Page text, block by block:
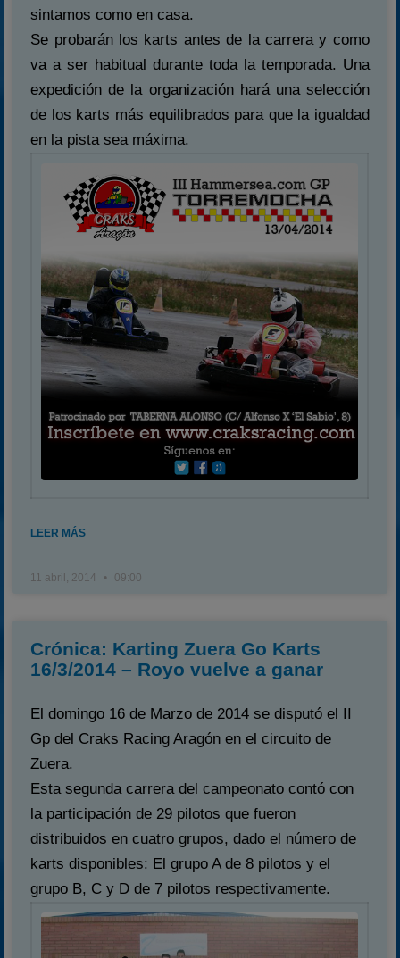
sintamos como en casa.
Se probarán los karts antes de la carrera y como
va a ser habitual durante toda la temporada. Una
expedición de la organización hará una selección
de los karts más equilibrados para que la igualdad
en la pista sea máxima.
LEER MÁS
11 abril, 2014 09:00
Crónica: Karting Zuera Go Karts
16/3/2014 – Royo vuelve a ganar
El domingo 16 de Marzo de 2014 se disputó el II
Gp del Craks Racing Aragón en el circuito de
Zuera.
Esta segunda carrera del campeonato contó con
la participación de 29 pilotos que fueron
distribuidos en cuatro grupos, dado el número de
karts disponibles: El grupo A de 8 pilotos y el
grupo B, C y D de 7 pilotos respectivamente.